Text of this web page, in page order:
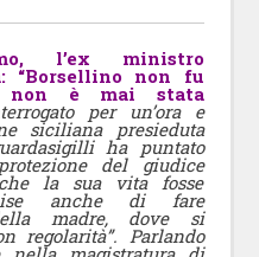
l’ex ministro
“Borsellino non fu
non è mai stata
per un’ora e
siciliana presieduta
ha puntato
del giudice
la sua vita fosse
anche di fare
madre, dove si
regolarità”. Parlando